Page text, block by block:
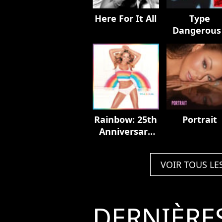
Here For It All
Type
The
Rainbow: 25th
Anniversary
Portrait
VOIR TOUS